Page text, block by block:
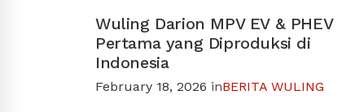
Wuling Darion MPV EV & PHEV
Pertama yang Diproduksi di
Indonesia
February 18, 2026 inBERITA WULING